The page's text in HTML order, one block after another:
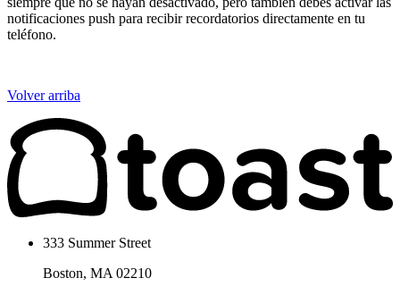
notificaciones push para recibir recordatorios directamente en tu
teléfono.
Volver arriba
333 Summer Street
Boston, MA 02210